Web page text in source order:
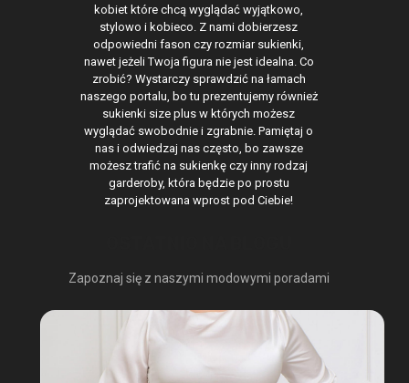
kobiet które chcą wyglądać wyjątkowo,
stylowo i kobieco. Z nami dobierzesz
odpowiedni fason czy rozmiar sukienki,
nawet jeżeli Twoja figura nie jest idealna. Co
zrobić? Wystarczy sprawdzić na łamach
naszego portalu, bo tu prezentujemy również
sukienki size plus w których możesz
wyglądać swobodnie i zgrabnie. Pamiętaj o
nas i odwiedzaj nas często, bo zawsze
możesz trafić na sukienkę czy inny rodzaj
garderoby, która będzie po prostu
zaprojektowana wprost pod Ciebie!
Zapoznaj się z naszymi modowymi poradami